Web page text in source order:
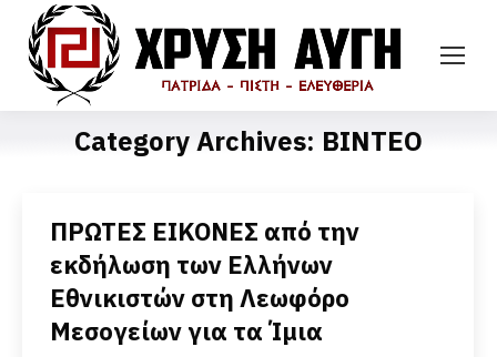
Category Archives: ΒΙΝΤΕΟ
ΠΡΩΤΕΣ ΕΙΚΟΝΕΣ από την
εκδήλωση των Ελλήνων
Εθνικιστών στη Λεωφόρο
Μεσογείων για τα Ίμια